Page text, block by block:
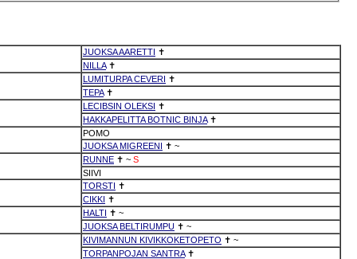
JUOKSA AARETTI ✝
NILLA✝
LUMITURPA CEVERI ✝
TEPA✝
LECIBSIN OLEKSI ✝
HAKKAPELITTA BOTNIC BINJA✝
POMO
JUOKSA MIGREENI ✝ ~
RUNNE ✝ ~ S
SIIVI
TORSTI ✝
CIKKI ✝
HALTI ✝ ~
JUOKSA BELTIRUMPU ✝ ~
KIVIMANNUN KIVIKKOKETOPETO ✝ ~
TORPANPOJAN SANTRA✝